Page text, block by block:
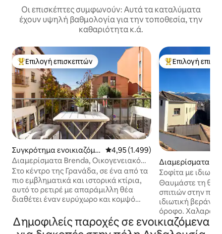
Οι επισκέπτες συμφωνούν: Αυτά τα καταλύματα
έχουν υψηλή βαθμολογία για την τοποθεσία, την
καθαριότητα κ.ά.
Κορυφαία επιλογή επισκεπτών
Επιλογή επισκεπτών
Συγκρότημα ενοικιαζόμε
νων καταλυμάτων
Μέση βαθμολογία: 4,95 στα 5,
4,95 (1.499)
Διαμερίσματα Brenda, Οικογενειακό
διαμέρισμα
Στο κέντρο της Γρανάδα, σε ένα από τα
πιο εμβληματικά και ιστορικά κτίρια,
αυτό το ρετιρέ με απαράμιλλη θέα
διαθέτει έναν ευρύχωρο και κομψό
μετά από μια έντονη μέρα. Χάρη στην
κεντρική τοποθεσία αυτού του
Κορυφαία
Επιλογή
Διαμερίσματα
οικία
Σοφίτα με
της Γρανάδας
Θαυμάστε τη θέα
σπιτιών στην
ιδιωτική
όροφο.
ηλιοβασίλεμα.
εντυπωσιακή
Δημοφιλείς παροχές σε ενοικιαζόμενα